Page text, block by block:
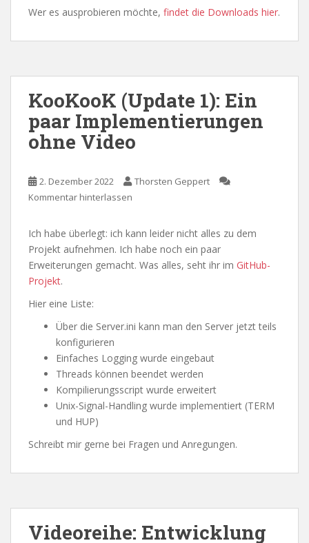
Wer es ausprobieren möchte, findet die Downloads hier.
KooKooK (Update 1): Ein
paar Implementierungen
ohne Video
2. Dezember 2022
Thorsten Geppert
Kommentar hinterlassen
Ich habe überlegt: ich kann leider nicht alles zu dem
Projekt aufnehmen. Ich habe noch ein paar
Erweiterungen gemacht. Was alles, seht ihr im GitHub-
Projekt.
Hier eine Liste:
Über die Server.ini kann man den Server jetzt teils
konfigurieren
Einfaches Logging wurde eingebaut
Threads können beendet werden
Kompilierungsscript wurde erweitert
Unix-Signal-Handling wurde implementiert (TERM
und HUP)
Schreibt mir gerne bei Fragen und Anregungen.
Videoreihe: Entwicklung